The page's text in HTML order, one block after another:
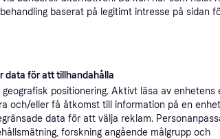
Lägst pris·49 kr frakt,0-3 dagar
baserat på legitimt intresse på sidan
data för att tillhandahålla
positionering. Aktivt läsa av enhetens
och/eller få åtkomst till information på en
data för att välja reklam.
forskning angående målgrupp och